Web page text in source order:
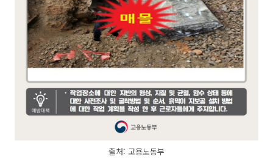
출처: 고용노동부